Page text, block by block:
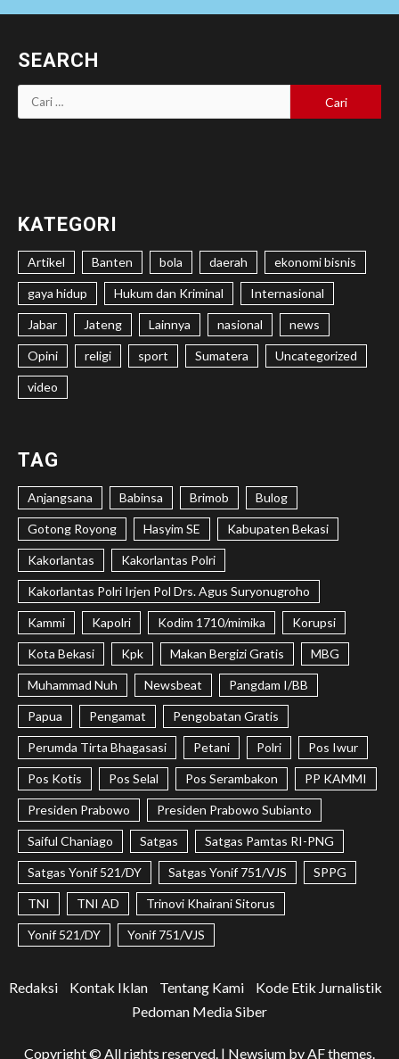
SEARCH
Cari
untuk:
KATEGORI
Artikel Banten bola daerah ekonomi bisnis
gaya hidup Hukum dan Kriminal Internasional
Jabar Jateng Lainnya nasional news
Opini religi sport Sumatera Uncategorized
video
TAG
Anjangsana Babinsa Brimob Bulog
Gotong Royong Hasyim SE Kabupaten Bekasi
Kakorlantas Kakorlantas Polri
Kakorlantas Polri Irjen Pol Drs. Agus Suryonugroho
Kammi Kapolri Kodim 1710/mimika Korupsi
Kota Bekasi Kpk Makan Bergizi Gratis MBG
Muhammad Nuh Newsbeat Pangdam I/BB
Papua Pengamat Pengobatan Gratis
Perumda Tirta Bhagasasi Petani Polri Pos Iwur
Pos Kotis Pos Selal Pos Serambakon PP KAMMI
Presiden Prabowo Presiden Prabowo Subianto
Saiful Chaniago Satgas Satgas Pamtas RI-PNG
Satgas Yonif 521/DY Satgas Yonif 751/VJS SPPG
TNI TNI AD Trinovi Khairani Sitorus
Yonif 521/DY Yonif 751/VJS
Redaksi Kontak Iklan Tentang Kami
Kode Etik Jurnalistik
Pedoman Media Siber
Copyright © All rights reserved. | Newsium by AF themes.